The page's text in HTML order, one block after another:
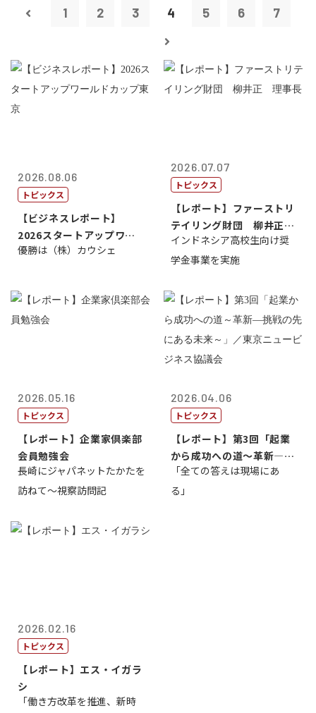
1 2 3 4 5 6 7
2026.08.06
トピックス
【ビジネスレポート】
2026スタートアップワー
ルドカップ東京
優勝は（株）カウシェ
2026.07.07
トピックス
【レポート】ファーストリ
テイリング財団 柳井正
理事長
インドネシア高校生向け奨
学金事業を実施
2026.05.16
トピックス
【レポート】企業家倶楽部
会員勉強会
長崎にジャパネットたかたを
訪ねて～視察訪問記
2026.04.06
トピックス
【レポート】第3回「起業
から成功への道～革新―挑
戦の先にある...
「全ての答えは現場にあ
る」
2026.02.16
トピックス
【レポート】エス・イガラ
シ
「働き方改革を推進、新時